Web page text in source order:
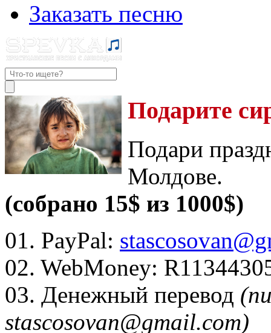
Заказать песню
Подарите
Подари
Молдове.
(собрано 15$ из 1000$)
01. PayPal:
02. WebMoney:
03. Денежный перевод
stascosovan@gmail.com)